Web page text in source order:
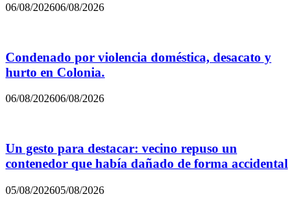
06/08/202606/08/2026
Condenado por violencia doméstica, desacato y
hurto en Colonia.
06/08/202606/08/2026
Un gesto para destacar: vecino repuso un
contenedor que había dañado de forma accidental
05/08/202605/08/2026